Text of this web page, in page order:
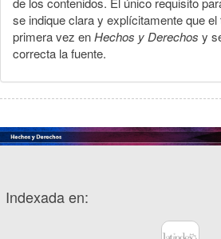
se indique clara y explícitamente que
primera vez enHechos y Derechos y
correcta la fuente.
Indexada en: